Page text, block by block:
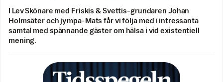
I Lev Skönare med Friskis & Svettis-grundaren Johan
Holmsäter och jympa-Mats får vi följa med i intressanta
samtal med spännande gäster om hälsa i vid existentiell
mening.